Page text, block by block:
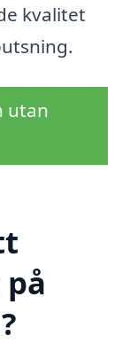
kvalitet
utan